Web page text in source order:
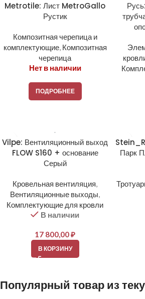
Metrotile: Лист MetroGallo
Рустик
Композитная черепица и
комплектующие, Композитная
черепица
Нет в наличии
ПОДРОБНЕЕ
Vilpe: Вентиляционный выход
FLOW S160 + основание
Серый
Кровельная вентиляция,
Вентиляционные выходы,
Комплектующие для кровли
В наличии
17 800,00₽
В КОРЗИНУ
Парк
Популярный товар из